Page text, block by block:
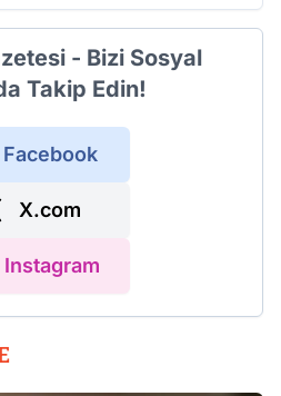
- Bizi Sosyal
Takip Edin!
Facebook
X.com
Instagram